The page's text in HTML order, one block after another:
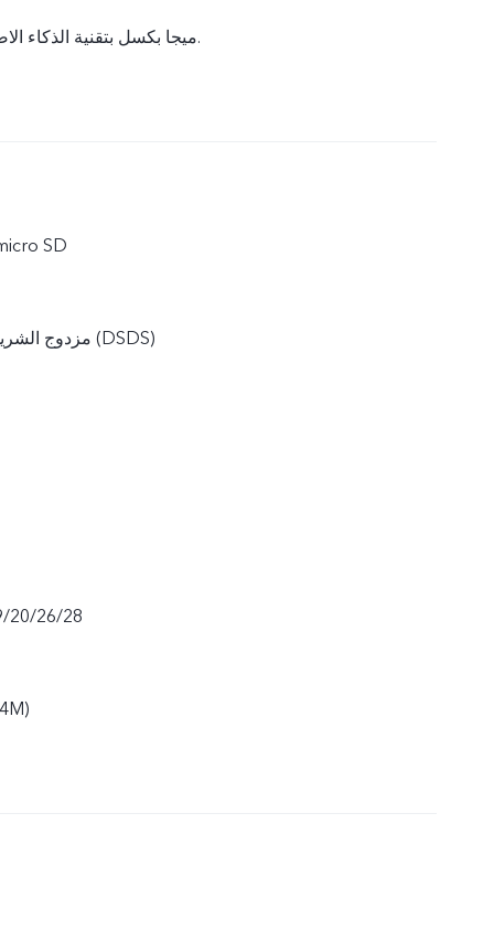
وDOC 50 ميجا بكسل بتقنية الذكاء الاصطناعي.
SD
مزدوج الشريحة ووضع الاستعداد (DSDS)
20/26/28